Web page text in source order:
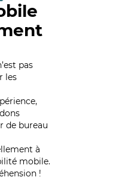
pas
les
de bureau
à
mobile.
!